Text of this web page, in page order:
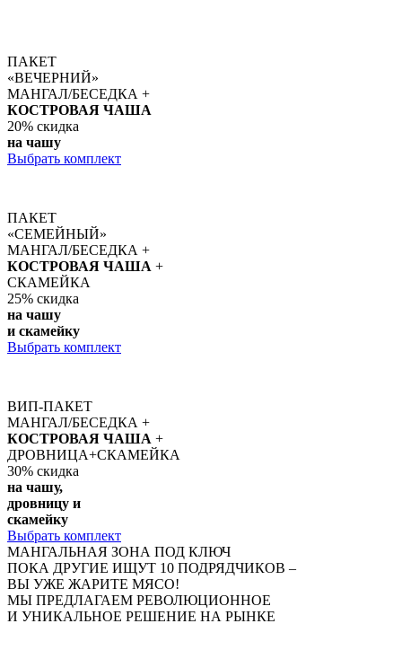
ПАКЕТ
«ВЕЧЕРНИЙ»
МАНГАЛ/БЕСЕДКА +
КОСТРОВАЯ ЧАША
20% скидка
на чашу
Выбрать комплект
ПАКЕТ
«СЕМЕЙНЫЙ»
МАНГАЛ/БЕСЕДКА +
КОСТРОВАЯ ЧАША +
СКАМЕЙКА
25% скидка
на чашу
и скамейку
Выбрать комплект
ВИП-ПАКЕТ
МАНГАЛ/БЕСЕДКА +
КОСТРОВАЯ ЧАША +
ДРОВНИЦА+СКАМЕЙКА
30% скидка
на чашу,
дровницу и
скамейку
Выбрать комплект
МАНГАЛЬНАЯ ЗОНА ПОД КЛЮЧ
ПОКА ДРУГИЕ ИЩУТ 10 ПОДРЯДЧИКОВ –
ВЫ УЖЕ ЖАРИТЕ МЯСО!
МЫ ПРЕДЛАГАЕМ РЕВОЛЮЦИОННОЕ
И УНИКАЛЬНОЕ РЕШЕНИЕ НА РЫНКЕ